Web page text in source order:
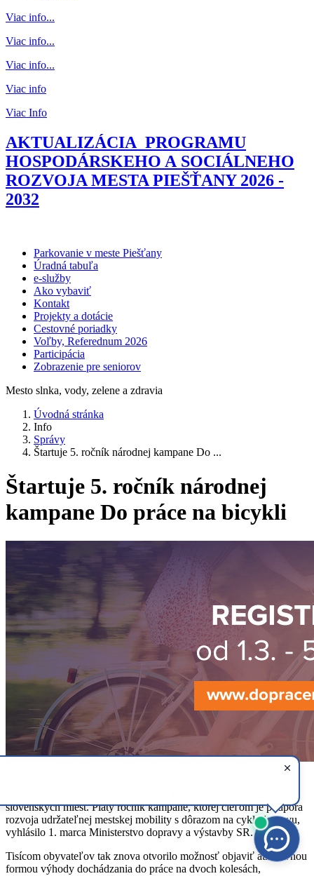
Viac info...
Viac info...
Viac info...
Viac info
Viac Info
AKTUALIZÁCIA PROGRAMU
HOSPODÁRSKEHO A SOCIÁLNEHO
ROZVOJA MESTA PIEŠŤANY 2026 -
2032
Parkovanie v meste Piešťany
Úradná tabuľa
e-služby
Ako vybaviť
Kontakt
Projekty a dotácie
Cestovné poriadky
Voľby, Referednum 2026
Participácia
Zobrazenie pre seniorov
Mesto slnka, vody, zelene a zdravia
Úvodná stránka
Info
Správy
Štartuje 5. ročník národnej kampane Do ...
Štartuje 5. ročník národnej
kampane Do práce na bicykli
slovenských miest. Piaty ročník kampane, ktorej cieľom je podpora
rozvoja udržateľnej mestskej mobility s dôrazom na cyklodopravu,
vyhlásilo 1. marca Ministerstvo dopravy a výstavby SR.
Tisícom obyvateľov tak znova otvorilo možnosť objaviť atraktívnou
formou výhody dochádzania do práce na dvoch kolesách,